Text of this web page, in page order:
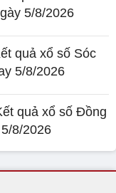
5/8/2026
quả xổ số Sóc
5/8/2026
quả xổ số Đồng
8/2026